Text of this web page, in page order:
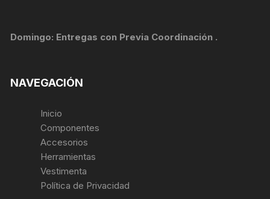
Domingo: Entregas con Previa Coordinación .
NAVEGACIÓN
Inicio
Componentes
Accesorios
Herramientas
Vestimenta
Política de Privacidad